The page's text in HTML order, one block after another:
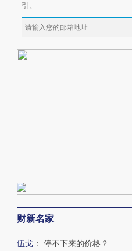
引。
财新名家
伍戈 ： 停不下来的价格？